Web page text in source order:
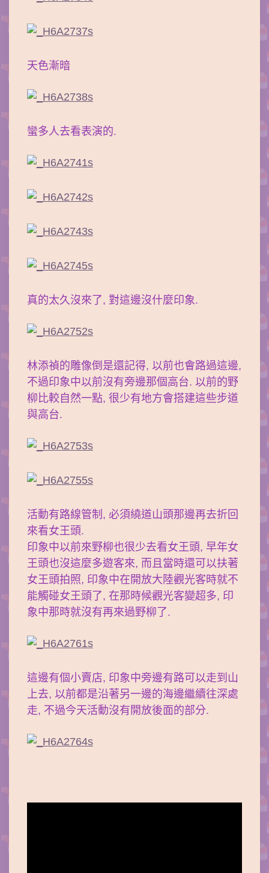
天色漸暗
蠻多人去看表演的.
真的太久沒來了, 對這邊沒什麼印象.
林添禎的雕像倒是還記得, 以前也會路過這邊,
不過印象中以前沒有旁邊那個高台. 以前的野
柳比較自然一點, 很少有地方會搭建這些步道
與高台.
活動有路線管制, 必須繞道山頭那邊再去折回
來看女王頭.
印象中以前來野柳也很少去看女王頭, 早年女
王頭也沒這麼多遊客來, 而且當時還可以扶著
女王頭拍照, 印象中在開放大陸觀光客時就不
能觸碰女王頭了, 在那時候觀光客變超多, 印
象中那時就沒有再來過野柳了.
這邊有個小賣店, 印象中旁邊有路可以走到山
上去, 以前都是沿著另一邊的海邊繼續往深處
走, 不過今天活動沒有開放後面的部分.